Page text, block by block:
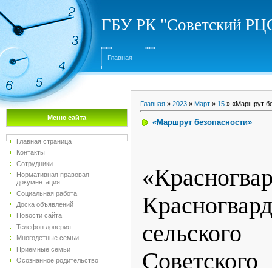
ГБУ РК "Советский
Главная
Меню сайта
Главная страница
Контакты
Сотрудники
Нормативная правовая
документация
Социальная работа
Доска объявлений
Новости сайта
Телефон доверия
Многодетные семьи
Приемные семьи
Осознанное родительство
Главная » 2023 » Март » 15 » «Маршрут
«Маршрут безопасности»